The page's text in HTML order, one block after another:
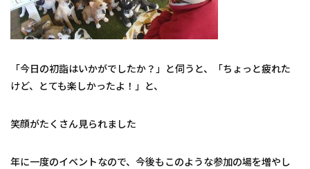
「今日の初詣はいかがでしたか？」と伺うと、「ちょっと疲れた
けど、とても楽しかったよ！」と、
笑顔がたくさん見られました
年に一度のイベントなので、今後もこのような参加の場を増やし